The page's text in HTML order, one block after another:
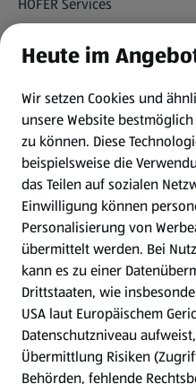
HOFER Services
Newsletter
WhatsApp
Gewinnspiele
Mein HOFER. Meine Einkäufe.
Meine Meinung. Mein HOFER.
Gutscheingroßbestellung
(öffnet in einem neuen Tab)
Folge uns hier:
Heute im
Wir setzen Cookies und
unsere Website
zu können. Diese
beispielsweise die
das Teilen auf sozialen
Einwilligung können
Personalisierung von
übermittelt werden. Bei
kann es zu einer
Drittstaaten, wie
USA laut Europäischem
Datenschutzniveau
Übermittlung Risiken
Behörden, fehlende